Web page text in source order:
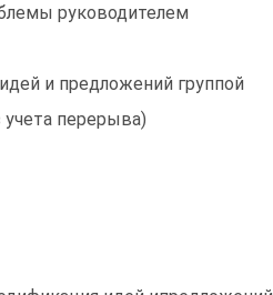
руководителем
и предложений группой
перерыва)